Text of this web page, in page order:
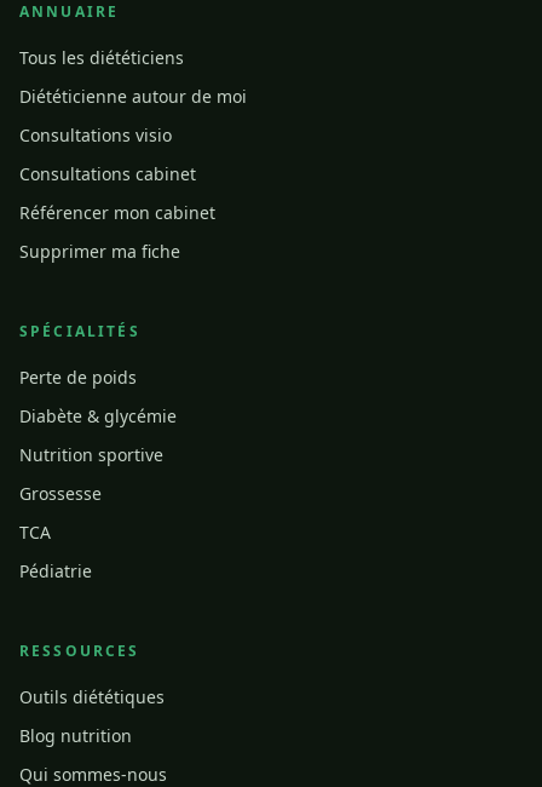
ANNUAIRE
Tous les diététiciens
Diététicienne autour de moi
Consultations visio
Consultations cabinet
Référencer mon cabinet
Supprimer ma fiche
SPÉCIALITÉS
Perte de poids
Diabète & glycémie
Nutrition sportive
Grossesse
TCA
Pédiatrie
RESSOURCES
Outils diététiques
Blog nutrition
Qui sommes-nous